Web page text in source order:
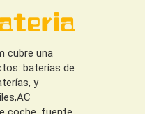
cubre una
baterías de
y